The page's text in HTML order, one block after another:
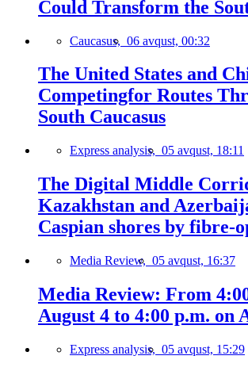
Could Transform the
Caucasus, 06 avqust, 00:32
The United States and
Competingfor Routes
South Caucasus
Express analysis, 05 avqust, 18:11
The Digital Middle
Kazakhstan and
Caspian shores by fibre-
Media Review, 05 avqust, 16:37
Media Review: From
August 4 to 4:00 p.m. on
Express analysis, 05 avqust, 15:29